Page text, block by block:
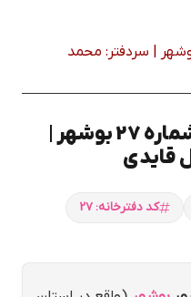
اسناد رسمی شماره 27 بوشهر | سردفتر: محمد
دفترخانه اسناد رسمی شماره 27 بوشهر |
قايدي
کد دفترخانه: 27